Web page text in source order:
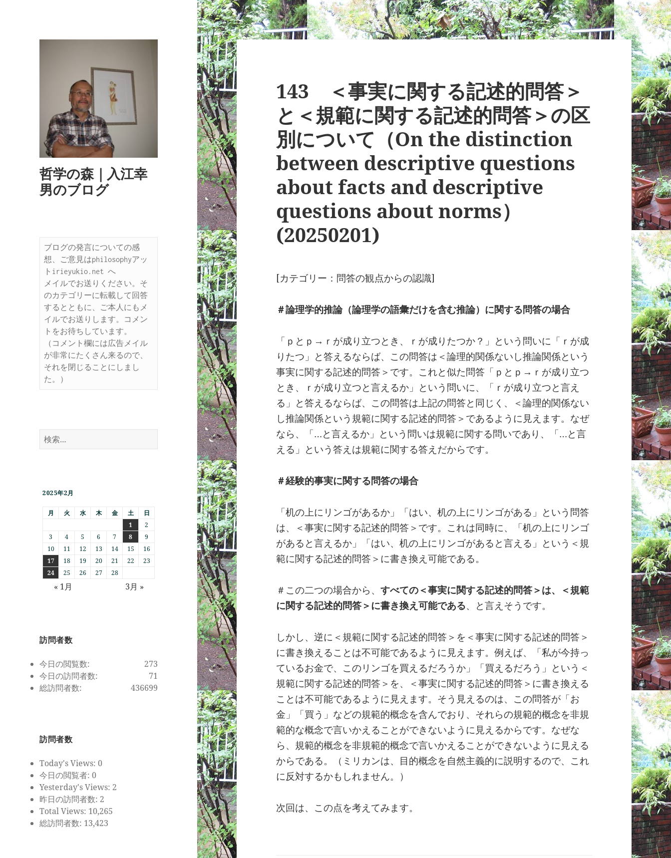
哲学の森｜入江幸
男のブログ
ブログの発言についての感
想、ご意見はphilosophyアッ
トirieyukio.net へ
メイルでお送りください。そ
のカテゴリーに転載して回答
するとともに、ご本人にもメ
イルでお送りします。コメン
トをお待ちしています。
（コメント欄には広告メイル
が非常にたくさん来るので、
それを閉じることにしまし
た。）
検
索:
2025年2月
月 火 水 木 金 土
日
1
2
3
4 5 6 7 8
9
10
11 12 13 14 15
16
17
18 19 20 21 22
23
24
25 26 27 28
« 1月 3月 »
訪問者数
273
今日の閲覧数:
71
今日の訪問者数:
436699
総訪問者数:
訪問者数
Today's Views:0
今日の閲覧者:0
Yesterday's Views:2
昨日の訪問者数:2
Total Views: 10,265
総訪問者数: 13,423
143 ＜事実に関する記述的問答＞
と＜規範に関する記述的問答＞の区
別について（On the distinction
between descriptive questions
about facts and descriptive
questions about norms）
(20250201)
[カテゴリー：問答の観点からの認識]
＃論理学的推論（論理学の語彙だけを含む推論）に関する問答の場合
「ｐとｐ→ｒが成り立つとき、ｒが成りたつか？」という問いに「ｒが成
りたつ」と答えるならば、この問答は＜論理的関係ないし推論関係という
事実に関する記述的問答＞です。これと似た問答「ｐとｐ→ｒが成り立つ
とき、ｒが成り立つと言えるか」という問いに、「ｒが成り立つと言え
る」と答えるならば、この問答は上記の問答と同じく、＜論理的関係ない
し推論関係という規範に関する記述的問答＞であるように見えます。なぜ
なら、「…と言えるか」という問いは規範に関する問いであり、「…と言
える」という答えは規範に関する答えだからです。
＃経験的事実に関する問答の場合
「机の上にリンゴがあるか」「はい、机の上にリンゴがある」という問答
は、＜事実に関する記述的問答＞です。これは同時に、「机の上にリンゴ
があると言えるか」「はい、机の上にリンゴがあると言える」という＜規
範に関する記述的問答＞に書き換え可能である。
＃この二つの場合から、すべての＜事実に関する記述的問答＞は、＜規範
に関する記述的問答＞に書き換え可能である、と言えそうです。
しかし、逆に＜規範に関する記述的問答＞を＜事実に関する記述的問答＞
に書き換えることは不可能であるように見えます。例えば、「私が今持っ
ているお金で、このリンゴを買えるだろうか」「買えるだろう」という＜
規範に関する記述的問答＞を、＜事実に関する記述的問答＞に書き換える
ことは不可能であるように見えます。そう見えるのは、この問答が「お
金」「買う」などの規範的概念を含んでおり、それらの規範的概念を非規
範的な概念で言いかえることができないように見えるからです。なぜな
ら、規範的概念を非規範的概念で言いかえることができないように見える
からである。（ミリカンは、目的概念を自然主義的に説明するので、これ
に反対するかもしれません。）
次回は、この点を考えてみます。